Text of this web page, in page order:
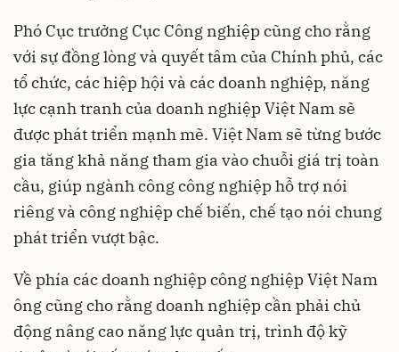
Phó Cục trưởng Cục Công nghiệp cũng cho rằng
với sự đồng lòng và quyết tâm của Chính phủ, các
tổ chức, các hiệp hội và các doanh nghiệp, năng
lực cạnh tranh của doanh nghiệpViệt Nam sẽ
được phát triển mạnh mẽ. Việt Nam sẽ từng bước
gia tăng khả năng tham gia vào chuỗi giá trị toàn
cầu, giúp ngành công công nghiệp hỗ trợ nói
riêng và công nghiệp chế biến, chế tạo nói chung
phát triển vượt bậc.
Về phía các doanh nghiệp công nghiệp Việt Nam
ông cũng cho rằng doanh nghiệp cần phải chủ
động nâng cao năng lực quản trị, trình độ kỹ